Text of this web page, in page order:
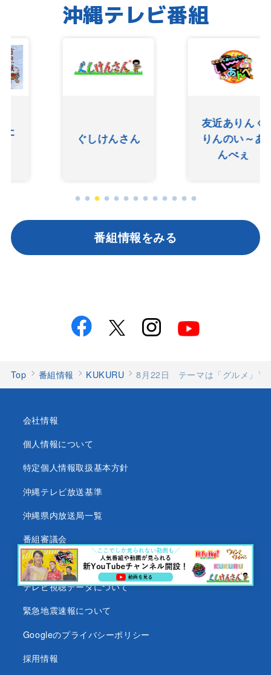
沖縄テレビ番組
ぐしけんさん
友近ありんく
りんのい～あ
番組情報をみる
Top 番組情報 KUKURU 8月22日 テーマは「グルメ」▽
会社情報
個人情報について
特定個人情報取扱基本方針
沖縄テレビ放送基準
沖縄県内放送局一覧
番組審議会
沖縄テレビ名義の後援依頼について
テレビ視聴データについて
緊急地震速報について
Googleのプライバシーポリシー
採用情報